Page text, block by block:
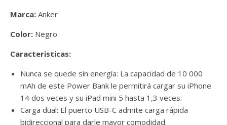
Marca: Anker
Color: Negro
Caracteristicas:
Nunca se quede sin energía: La capacidad de 10 000
mAh de este Power Bank le permitirá cargar su iPhone
14 dos veces y su iPad mini 5 hasta 1,3 veces.
Carga dual: El puerto USB-C admite carga rápida
bidireccional para darle mayor comodidad.